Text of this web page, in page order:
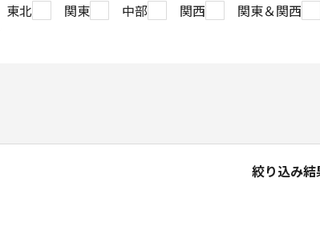
東北 関東 中部 関西 関東＆関西
絞り込み結